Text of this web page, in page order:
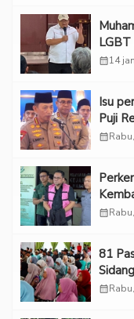
LGBT
calendar_month14
Isu
Puji
calendar_month
calendar_month
81
calendar_month